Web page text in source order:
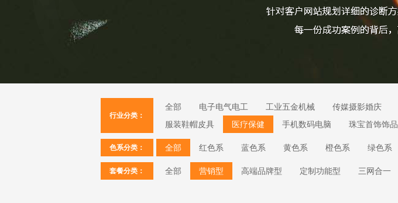
行业分类：
全部 电子电气电工 工业五金机械 传媒摄影婚庆
服装鞋帽皮具
医疗保健 手机数码电脑 珠宝首饰饰品
色系分类： 全部 红色系 蓝色系 黄色系 橙色系 绿色系
套餐分类： 全部 营销型 高端品牌型 定制功能型 三网合一